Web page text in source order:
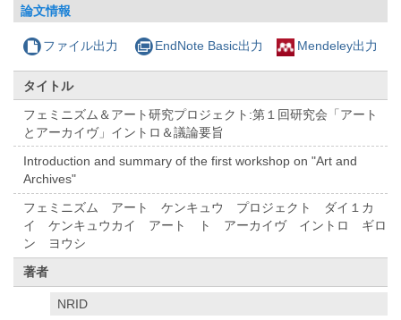
論文情報
ファイル出力 EndNote Basic出力 Mendeley出力
タイトル
フェミニズム＆アート研究プロジェクト:第１回研究会「アート
とアーカイヴ」イントロ＆議論要旨
Introduction and summary of the first workshop on "Art and
Archives"
フェミニズム アート ケンキュウ プロジェクト ダイ１カ
イ ケンキュウカイ アート ト アーカイヴ イントロ ギロ
ン ヨウシ
著者
NRID